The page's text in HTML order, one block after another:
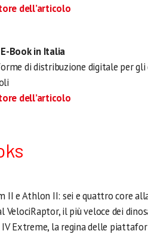
dell’articolo
Book in Italia
di distribuzione digitale per
dell’articolo
II e Athlon II: sei e quattro core
VelociRaptor, il più veloce dei
IV Extreme, la regina delle